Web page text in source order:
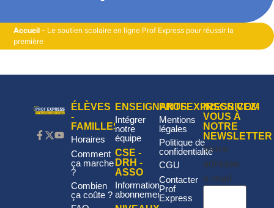
Accueil - Le soutien scolaire en ligne Prof Express pour réussir la
première
ÉLÈVES
-
FAMILLES
Horaires
Comment
ça marche
?
Combien
ça coûte ?
ENSEIGNANTS
Intégrer
notre
équipe
CSE -
DRH -
ASSO
Informations
abonnement
PROFEXPRESS.COM
Mentions
légales
Politique de
confidentialité
CGU
Contacter
Prof
Express
INSCRIVEZ-
VOUS À
NOTRE
NEWSLETTER
Votre
adresse
e-mail